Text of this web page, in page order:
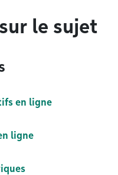
le sujet
en ligne
ligne